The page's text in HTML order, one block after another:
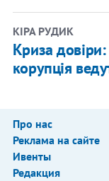
КІРА РУДИК
Криза довіри:
корупція
Про нас
Реклама на сайте
Ивенты
Редакция